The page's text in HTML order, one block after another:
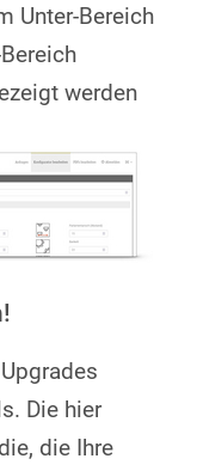
Unter-Bereich
werden
Die hier
die Ihre